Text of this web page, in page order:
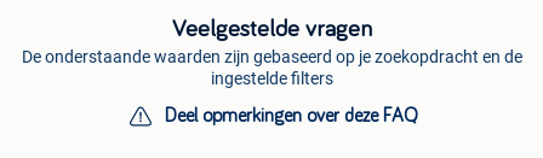
Veelgestelde vragen
De onderstaande waarden zijn gebaseerd op je zoekopdracht en de
ingestelde filters
Deel opmerkingen over deze FAQ